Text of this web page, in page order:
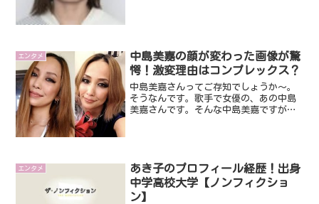
エンタメ
中島美嘉の顔が変わった画像が驚
愕！激変理由はコンプレックス？
中島美嘉さんってご存知でしょうか～。
そうなんです。歌手で女優の、あの中島
美嘉さんです。そんな中島美嘉ですが、
エンタメ
あき子のプロフィール経歴！出身
中学高校大学【ノンフィクショ
ン】